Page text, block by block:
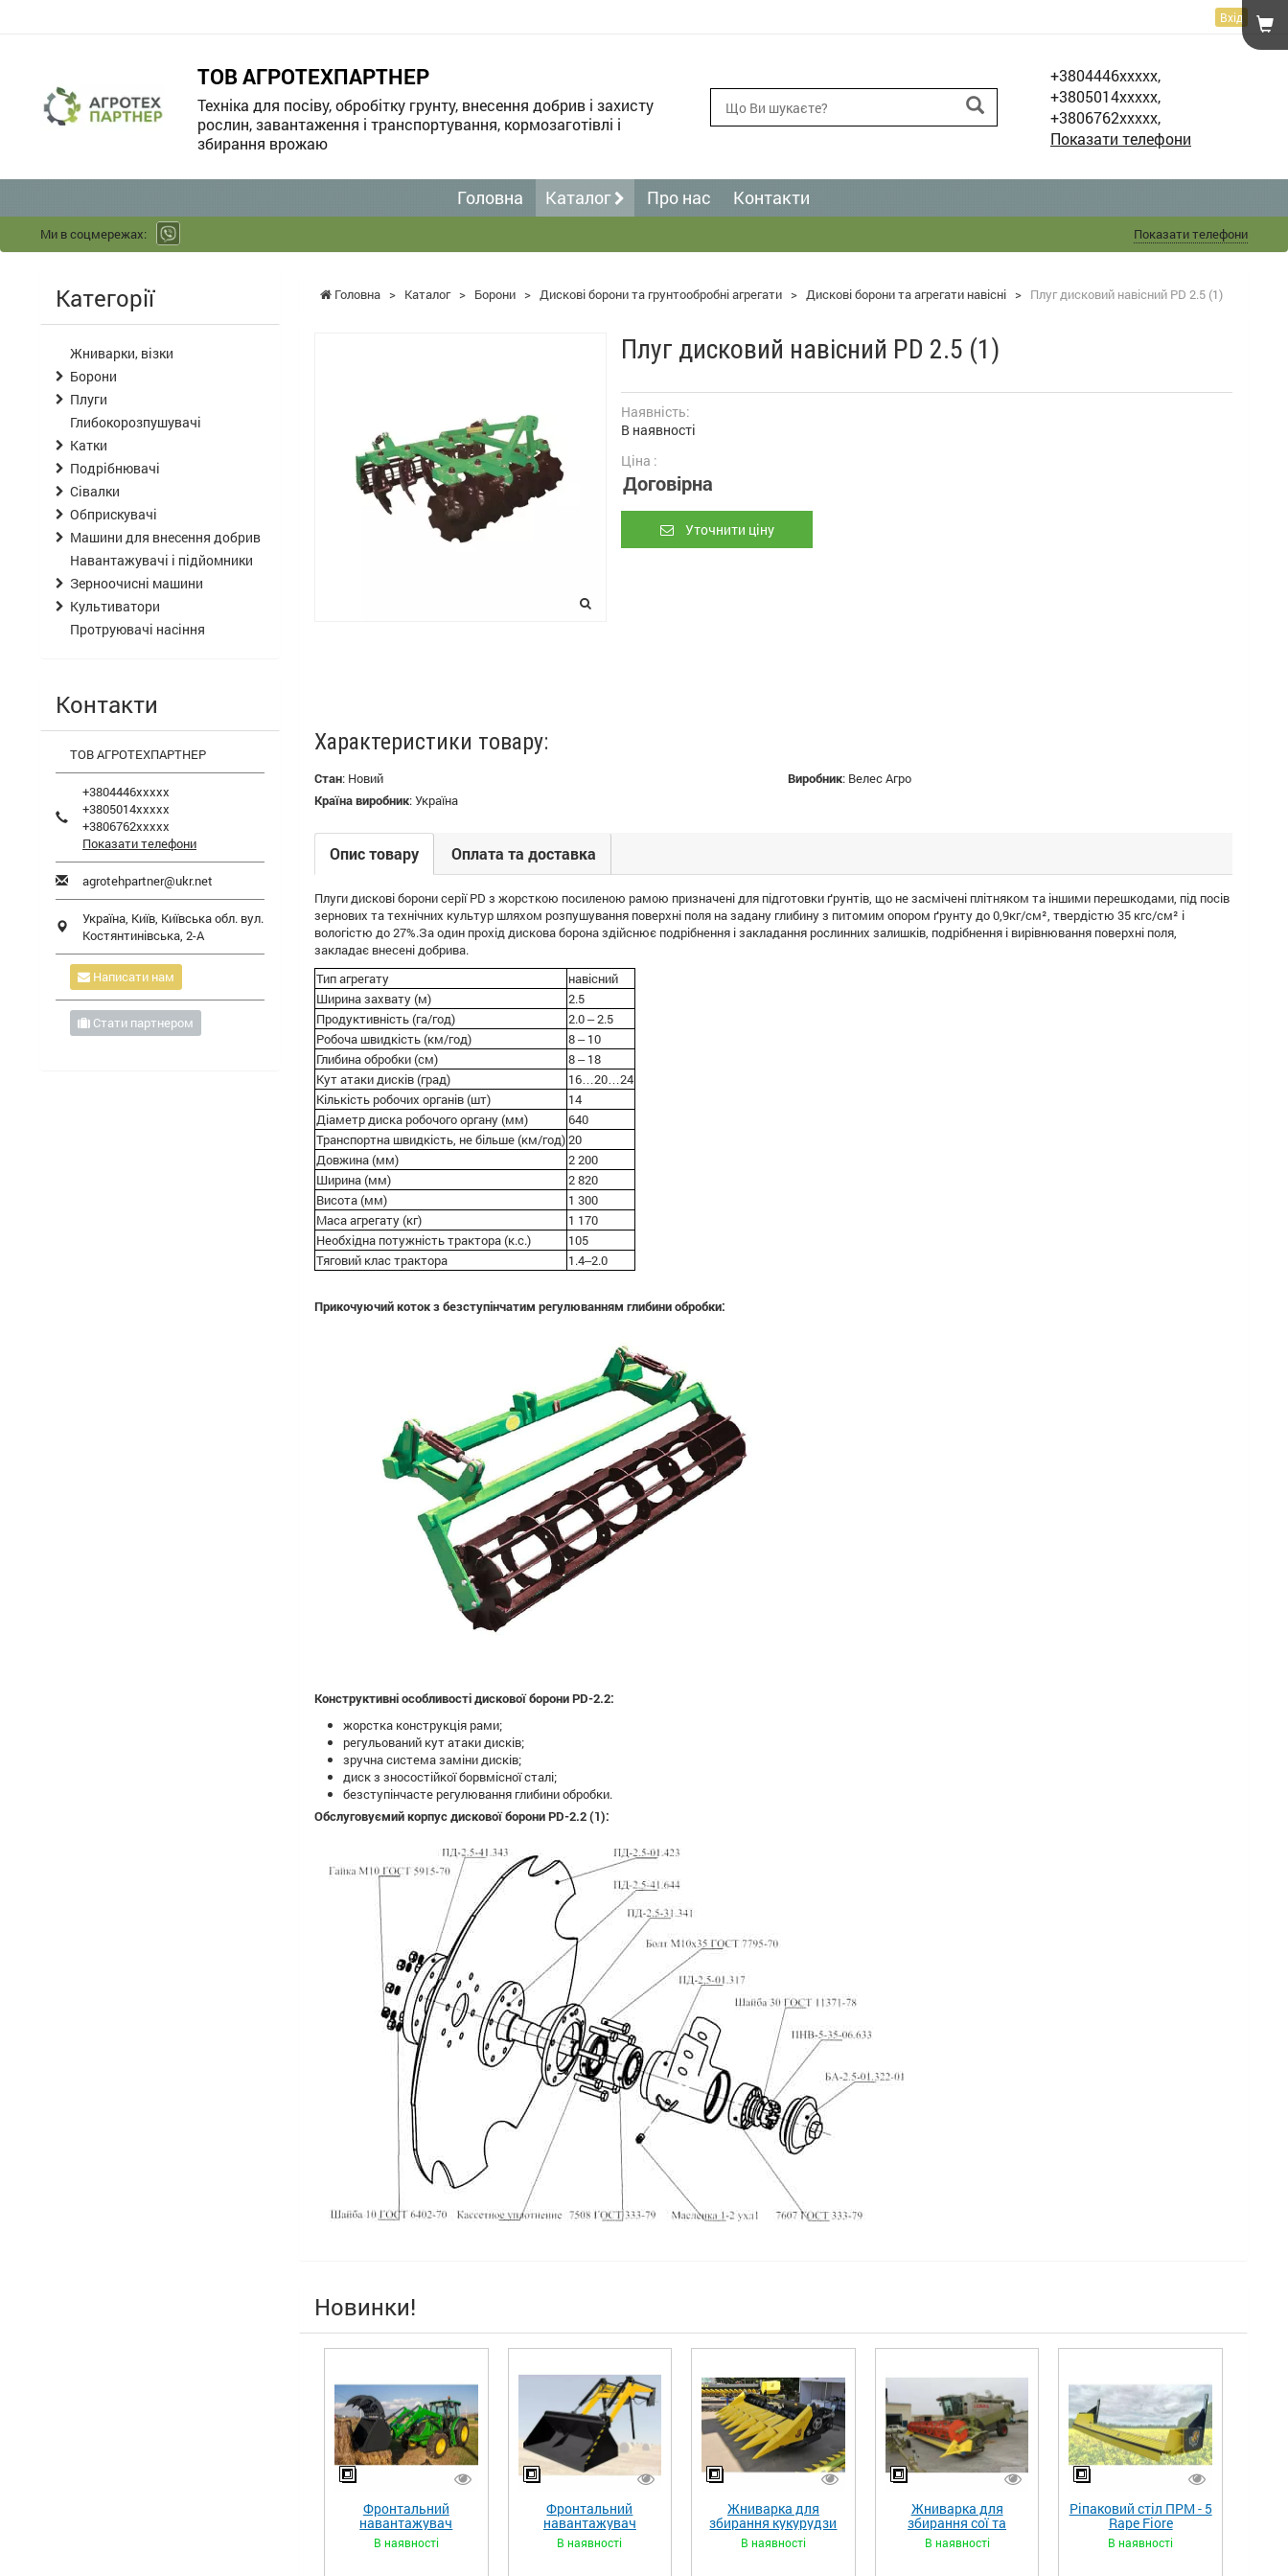
Вхід
ТОВ АГРОТЕХПАРТНЕР
Техніка для посіву, обробітку грунту, внесення добрив і захисту
рослин, завантаження і транспортування, кормозаготівлі і
збирання врожаю
+3804446xxxxx,
+3805014xxxxx,
+3806762xxxxx,
Показати телефони
Головна Каталог Про нас Контакти
Ми в соцмережах: Показати телефони
Головна > Каталог > Борони > Дискові борони та грунтообробні агрегати > Дискові борони та агрегати навісні > Плуг дисковий навісний PD 2.5 (1)
Плуг дисковий навісний PD 2.5 (1)
Наявність:
В наявності
Ціна :
Договірна
Уточнити ціну
Характеристики товару:
Стан: Новий Виробник: Велес Агро
Країна виробник:Україна
Опис товару Оплата та доставка
Плуги дискові борони серії PD з жорсткою посиленою рамою призначені для підготовки ґрунтів, що не засмічені плітняком та іншими перешкодами, під посів
зернових та технічних культур шляхом розпушування поверхні поля на задану глибину з питомим опором ґрунту до 0,9кг/см², твердістю 35 кгс/см² і
вологістю до 27%.За один прохід дискова борона здійснює подрібнення і закладання рослинних залишків, подрібнення і вирівнювання поверхні поля,
закладає внесені добрива.
Тип агрегату
навісний
Ширина захвату (м)
2.5
Продуктивність (га/год)
2.0 ‒ 2.5
Робоча швидкість (км/год)
8 ‒ 10
Глибина обробки (см)
8 ‒ 18
Кут атаки дисків (град)
16…20…24
Кількість робочих органів (шт)
14
Діаметр диска робочого органу (мм)
640
Транспортна швидкість, не більше (км/год)20
Довжина (мм)
2 200
Ширина (мм)
2 820
Висота (мм)
1 300
Маса агрегату (кг)
1 170
Необхідна потужність трактора (к.с.)
105
Тяговий клас трактора
1.4‒2.0
Прикочуючий коток з безступінчатим регулюванням глибини обробки:
Конструктивні особливості дискової борони PD-2.2:
жорстка конструкція рами;
регульований кут атаки дисків;
зручна система заміни дисків;
диск з зносостійкої борвмісної сталі;
безступінчасте регулювання глибини обробки.
Обслуговуємий корпус дискової борони PD-2.2 (1):
Новинки!
Фронтальний
навантажувач
«STRONG XL»
В наявності
Фронтальний
навантажувач
«STRONG»
В наявності
Жниварка для
збирання кукурудзи
ЖКИ-870
В наявності
Жниварка для
збирання сої та
гороху «ETTARO»
В наявності
Ріпаковий стіл ПРМ - 5
Rape Fiore
В наявності
Категорії
Жниварки, візки
Борони
Плуги
Глибокорозпушувачі
Катки
Подрібнювачі
Сівалки
Обприскувачі
Машини для внесення добрив
Навантажувачі і підйомники
Зерноочисні машини
Культиватори
Протруювачі насіння
Контакти
ТОВ АГРОТЕХПАРТНЕР
+3804446xxxxx
+3805014xxxxx
+3806762xxxxx
Показати телефони
agrotehpartner@ukr.net
Україна, Київ, Київська обл. вул.
Костянтинівська, 2-А
Написати нам
Стати партнером